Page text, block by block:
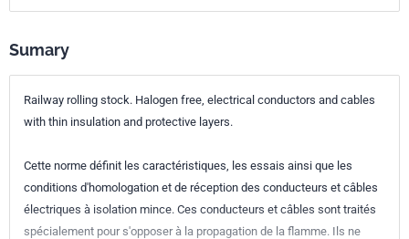
Classification
index
F63-808
Sumary
Railway rolling stock. Halogen free, electrical conductors and cables
with thin insulation and protective layers.
Cette norme définit les caractéristiques, les essais ainsi que les
conditions d'homologation et de réception des conducteurs et câbles
électriques à isolation mince. Ces conducteurs et câbles sont traités
spécialement pour s'opposer à la propagation de la flamme. Ils ne